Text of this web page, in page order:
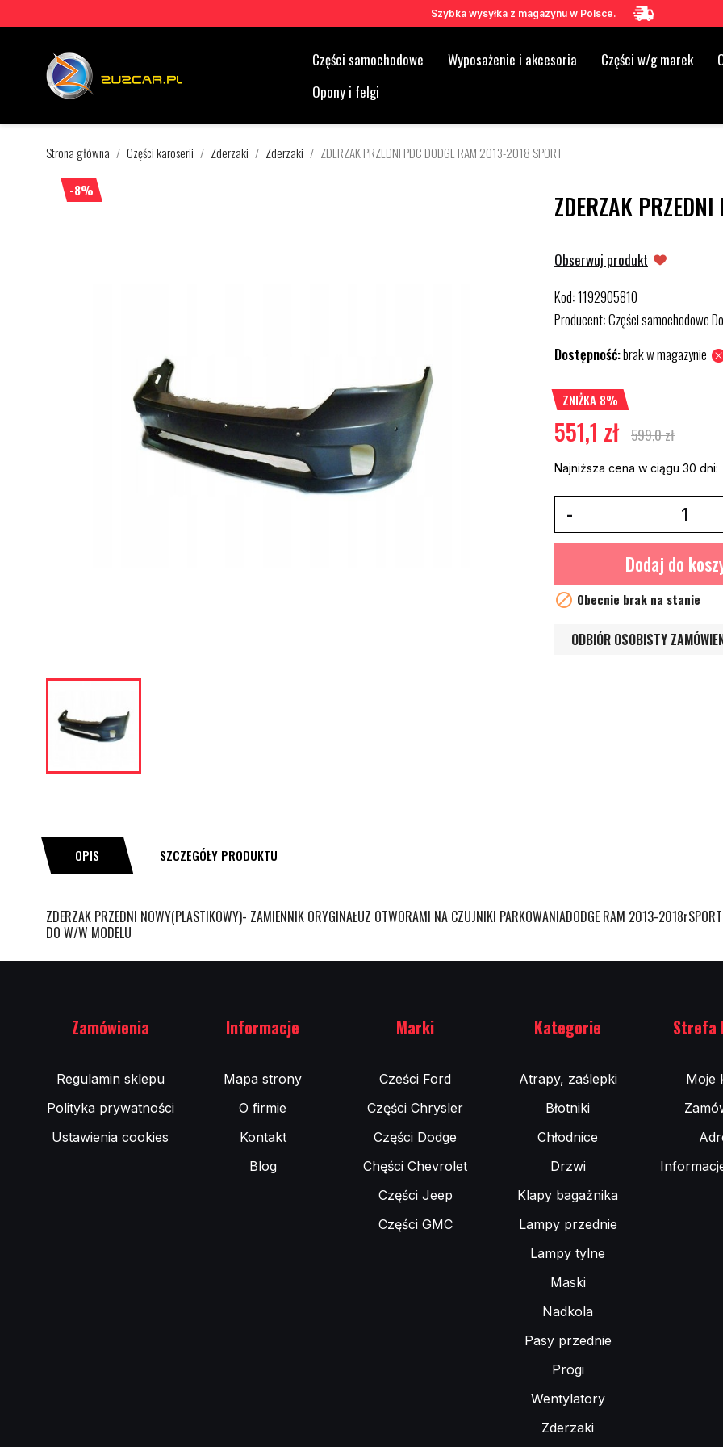
Szybka wysyłka z magazynu w Polsce.
Części samochodowe Wyposażenie i akcesoria Części w/g marek
Opony i felgi
Strona główna Części karoserii Zderzaki Zderzaki ZDERZAK PRZEDNI PDC DODGE RAM 2013-2018 SPORT
-8% ZDERZAK
Obserwuj produkt
Kod:1192905810
Producent:Części samochodowe
Dostępność:brak w magazynie
ZNIŻKA 8%
551,1 zł 599,0 zł
Najniższa cena w ciągu 30 dni:
Dodaj do
 Obecnie brak na stanie
ODBIÓR OSOBISTY
OPIS SZCZEGÓŁY PRODUKTU
ZDERZAK PRZEDNI NOWY(PLASTIKOWY)- ZAMIENNIK ORYGINAŁUZ OTWORAMI NA CZUJNIKI PARKOWANIADODGE RAM 2013-
DO W/W MODELU
Zamówienia
Regulamin sklepu
Polityka prywatności
Ustawienia cookies
Informacje
Mapa strony
O firmie
Kontakt
Blog
Marki
Cześci Ford
Części Chrysler
Części Dodge
Chęści Chevrolet
Części Jeep
Części GMC
Kategorie
Atrapy, zaślepki
Błotniki
Chłodnice
Drzwi
Klapy bagażnika
Lampy przednie
Lampy tylne
Maski
Nadkola
Pasy przednie
Progi
Wentylatory
Zderzaki
Strefa
Moje